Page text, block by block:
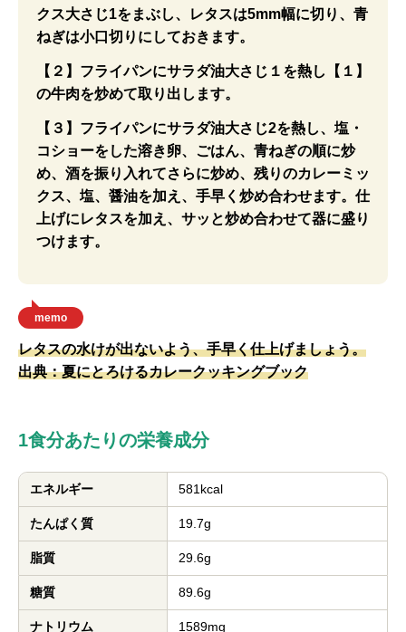
クス大さじ1をまぶし、レタスは5mm幅に切り、青
ねぎは小口切りにしておきます。
【２】フライパンにサラダ油大さじ１を熱し【１】
の牛肉を炒めて取り出します。
【３】フライパンにサラダ油大さじ2を熱し、塩・
コショーをした溶き卵、ごはん、青ねぎの順に炒
め、酒を振り入れてさらに炒め、残りのカレーミッ
クス、塩、醤油を加え、手早く炒め合わせます。仕
上げにレタスを加え、サッと炒め合わせて器に盛り
つけます。
memo
レタスの水けが出ないよう、手早く仕上げましょう。
出典：夏にとろけるカレークッキングブック
1食分あたりの栄養成分
エネルギー 581kcal
たんぱく質 19.7g
脂質 29.6g
糖質 89.6g
ナトリウム 1589mg